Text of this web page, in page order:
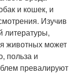
и кошек, и
Изучив
литературы,
животных может
польза и
превалируют